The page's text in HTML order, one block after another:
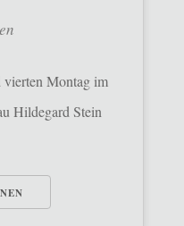
vierten Montag im
Hildegard Stein